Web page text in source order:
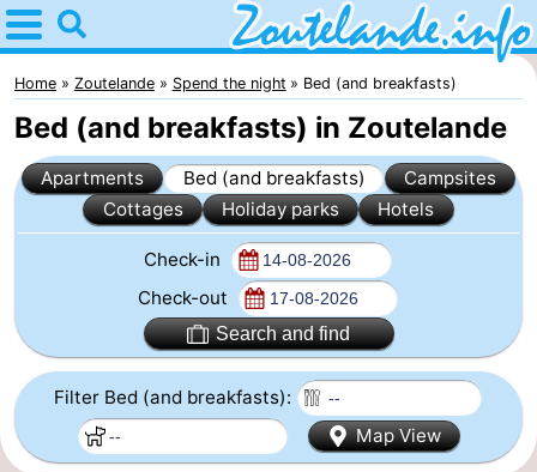
Home
Zoutelande
Tips
For
Langstraat
Webcam
Beach
Spend
the
Apartments
Home Zoutelande Spend the night Bed (and breakfasts)
Bed (and breakfasts) in Zoutelande
Apartments Bed (and breakfasts)
Campsites
Cottages
Holiday parks Hotels
Check-in
Check-out
Search and find
Filter Bed (and breakfasts):
Map View